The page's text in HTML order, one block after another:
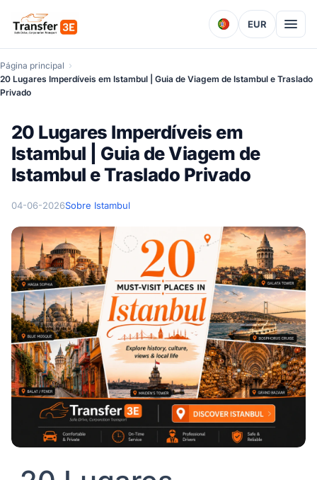
EUR
Página principal
20 Lugares Imperdíveis em Istambul | Guia de Viagem de Istambul e Traslado
Privado
20 Lugares Imperdíveis em
Istambul | Guia de Viagem de
Istambul e Traslado Privado
04-06-2026Sobre Istambul